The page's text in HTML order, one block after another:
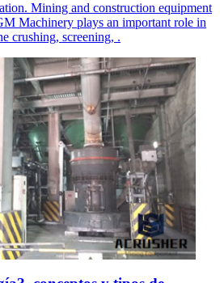
Mining and construction equipment
Machinery plays an important role in
crushing, screening, .